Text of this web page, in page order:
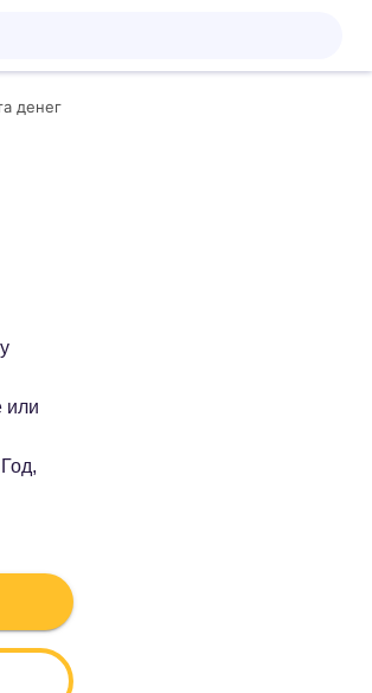
денег
или